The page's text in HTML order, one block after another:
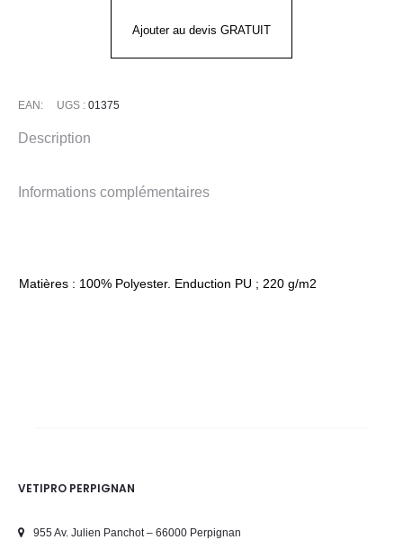
Ajouter au devis GRATUIT
EAN: UGS : 01375
Description
Informations complémentaires
Matières : 100% Polyester. Enduction PU ; 220 g/m2
VETIPRO PERPIGNAN
955 Av. Julien Panchot – 66000 Perpignan